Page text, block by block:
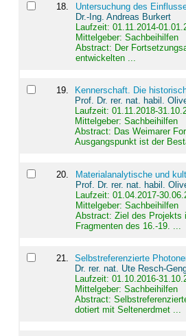
18
Untersuchung des
Dr.-Ing. Andreas Burkert
Laufzeit: 01.11.2014-
Mittelgeber: Sachbeihilfen
Abstract: Der
entwickelten ...
19.
Kennerschaft. Die
Prof. Dr. rer. nat. habil.
Laufzeit: 01.11.2018-
Mittelgeber: Sachbeihilfen
Abstract: Das Weimarer
Ausgangspunkt ist der
20
Materialanalytische und
Prof. Dr. rer. nat. habil.
Laufzeit: 01.04.2017-
Mittelgeber: Sachbeihilfen
Abstract: Ziel des Projekts
Fragmenten des 16.-19. ...
21.
Selbstreferenzierte
Dr. rer. nat. Ute Resch-
Laufzeit: 01.10.2016-
Mittelgeber: Sachbeihilfen
Abstract:
dotiert mit Seltenerdmet ...